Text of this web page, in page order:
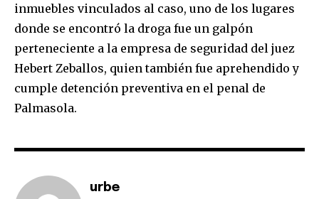
Join our community of
SUBSCRIBERS and be part of the
To subscribe, simply enter your email address on our website
your privacy and won't spam your inbox. Your information is
safe with us.
inmuebles vinculados al caso, uno de los lugares
donde se encontró la droga fue un galpón
perteneciente a la empresa de seguridad del juez
Hebert Zeballos, quien también fue aprehendido y
cumple detención preventiva en el penal de
Palmasola.
urbe